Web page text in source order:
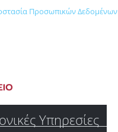
Προσωπικών Δεδομένων
Υπηρεσίες